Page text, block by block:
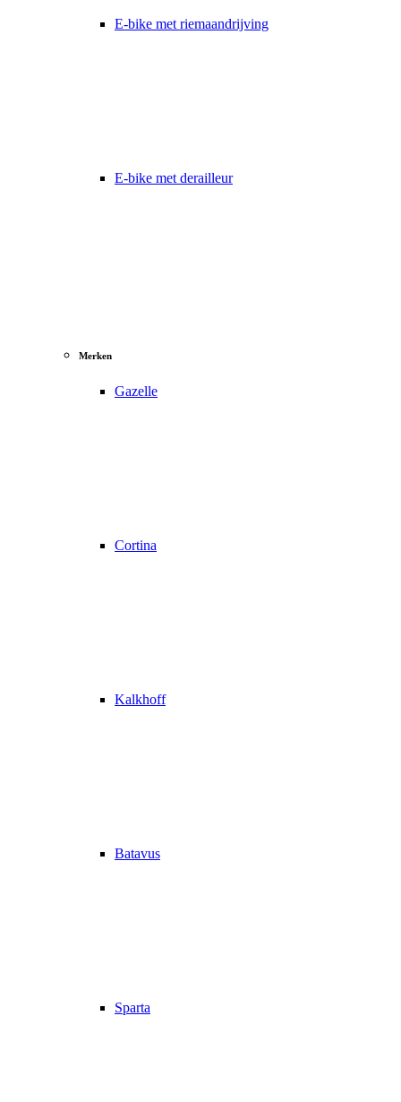
E-bike met riemaandrijving
E-bike met derailleur
Merken
Gazelle
Cortina
Kalkhoff
Batavus
Sparta